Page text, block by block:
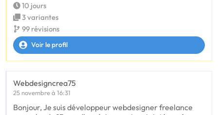
10 jours
3 variantes
99 révisions
Voir le profil
Webdesigncrea75
25 novembre à 16:31
Bonjour, Je suis développeur webdesigner freelance